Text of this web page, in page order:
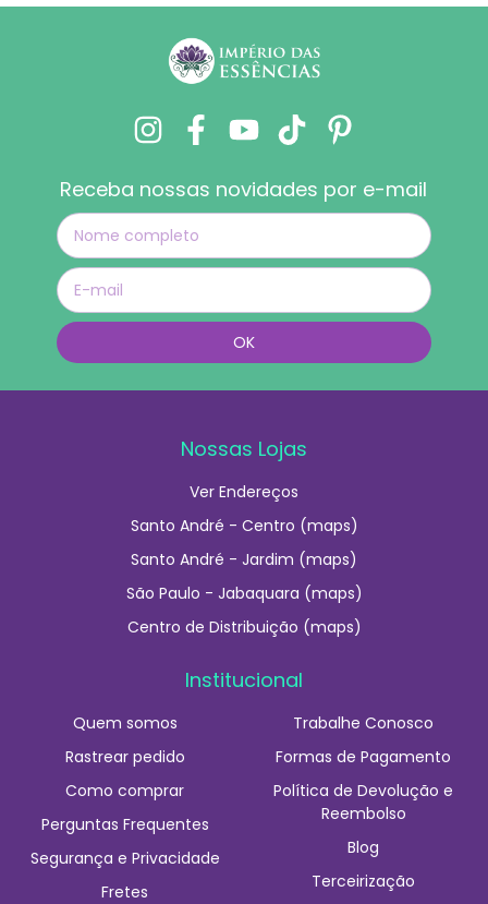
Receba nossas novidades por e-mail
Nossas Lojas
Ver Endereços
Santo André - Centro (maps)
Santo André - Jardim (maps)
São Paulo - Jabaquara (maps)
Centro de Distribuição (maps)
Institucional
Quem somos
Rastrear pedido
Como comprar
Perguntas Frequentes
Segurança e Privacidade
Fretes
Trabalhe Conosco
Formas de Pagamento
Política de Devolução e
Reembolso
Blog
Terceirização